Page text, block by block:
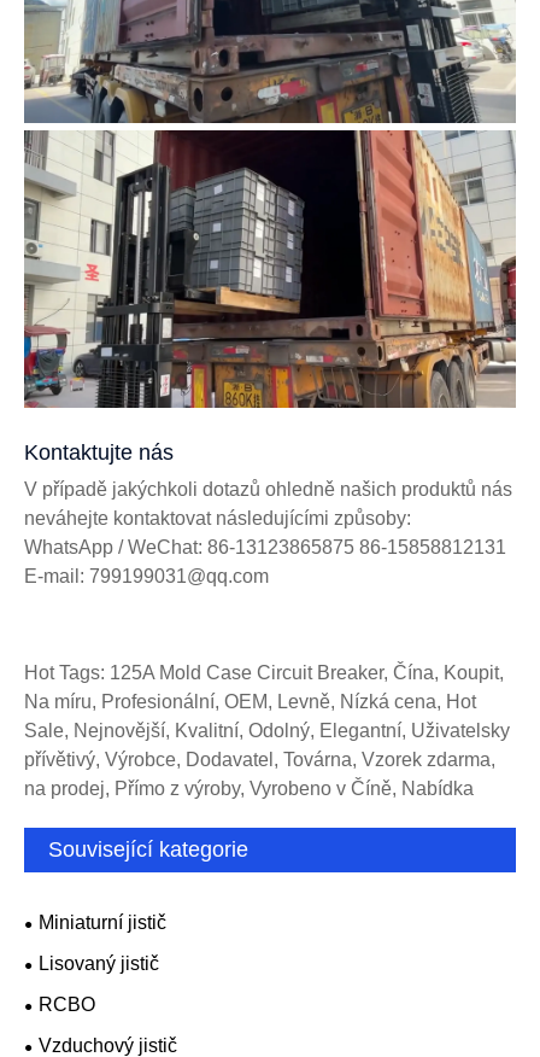
Kontaktujte nás
V případě jakýchkoli dotazů ohledně našich produktů nás
neváhejte kontaktovat následujícími způsoby:
WhatsApp / WeChat: 86-13123865875 86-15858812131
E-mail: 799199031@qq.com
Hot Tags: 125A Mold Case Circuit Breaker, Čína, Koupit,
Na míru, Profesionální, OEM, Levně, Nízká cena, Hot
Sale, Nejnovější, Kvalitní, Odolný, Elegantní, Uživatelsky
přívětivý, Výrobce, Dodavatel, Továrna, Vzorek zdarma,
na prodej, Přímo z výroby, Vyrobeno v Číně, Nabídka
Související kategorie
Miniaturní jistič
Lisovaný jistič
RCBO
Vzduchový jistič